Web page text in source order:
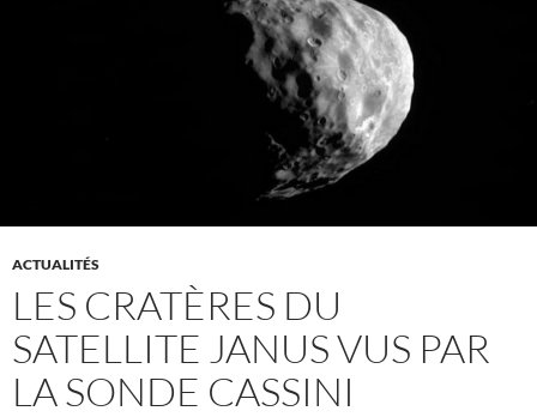
ACTUALITÉS
LES CRATÈRES DU
SATELLITE JANUS VUS PAR
LA SONDE CASSINI